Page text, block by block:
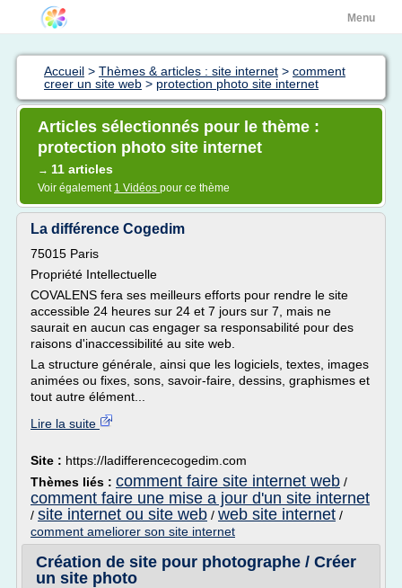
Menu
Accueil > Thèmes & articles : site internet > comment
creer un site web > protection photo site internet
Articles sélectionnés pour le thème :
protection photo site internet
→ 11 articles
Voir également 1 Vidéos pour ce thème
La différence Cogedim
75015 Paris
Propriété Intellectuelle
COVALENS fera ses meilleurs efforts pour rendre le site
accessible 24 heures sur 24 et 7 jours sur 7, mais ne
saurait en aucun cas engager sa responsabilité pour des
raisons d'inaccessibilité au site web.
La structure générale, ainsi que les logiciels, textes, images
animées ou fixes, sons, savoir-faire, dessins, graphismes et
tout autre élément...
Lire la suite
Site : https://ladifferencecogedim.com
Thèmes liés : comment faire site internet web /
comment faire une mise a jour d'un site internet
/ site internet ou site web / web site internet /
comment ameliorer son site internet
Création de site pour photographe / Créer
un site photo